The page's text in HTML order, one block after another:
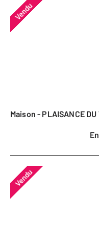
Vendu
Maison - PLAISANCE
Vendu